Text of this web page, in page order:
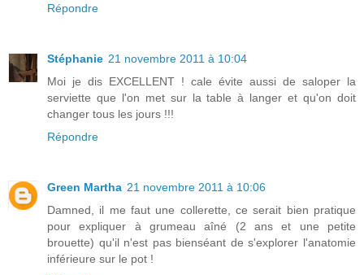
Répondre
Stéphanie 21 novembre 2011 à 10:04
Moi je dis EXCELLENT ! cale évite aussi de saloper la
serviette que l'on met sur la table à langer et qu'on doit
changer tous les jours !!!
Répondre
Green Martha 21 novembre 2011 à 10:06
Damned, il me faut une collerette, ce serait bien pratique
pour expliquer à grumeau aîné (2 ans et une petite
brouette) qu'il n'est pas bienséant de s'explorer l'anatomie
inférieure sur le pot !